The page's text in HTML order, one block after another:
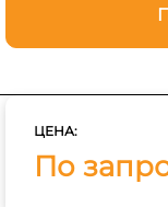
ЦЕНА:
По